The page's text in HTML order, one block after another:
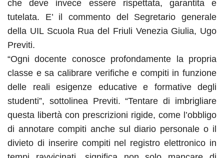
che deve invece essere rispettata, garantita e
tutelata. E’ il commento del Segretario generale
della UIL Scuola Rua del Friuli Venezia Giulia, Ugo
Previti.
“Ogni docente conosce profondamente la propria
classe e sa calibrare verifiche e compiti in funzione
delle reali esigenze educative e formative degli
studenti”, sottolinea Previti. “Tentare di imbrigliare
questa libertà con prescrizioni rigide, come l’obbligo
di annotare compiti anche sul diario personale o il
divieto di inserire compiti nel registro elettronico in